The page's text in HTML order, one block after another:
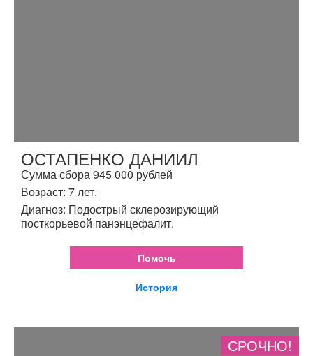
ОСТАПЕНКО ДАНИИЛ
Сумма сбора 945 000 рублей
Возраст: 7 лет.
Диагноз: Подострый склерозирующий
посткорьевой панэнцефалит.
Помочь
История
СРОЧНО!